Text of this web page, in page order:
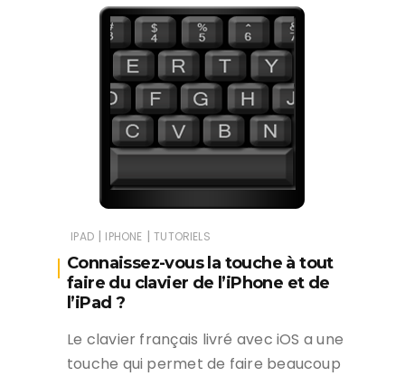
IPAD | IPHONE | TUTORIELS
Connaissez-vous la touche à tout
faire du clavier de l’iPhone et de
l’iPad ?
Le clavier français livré avec iOS a une
touche qui permet de faire beaucoup